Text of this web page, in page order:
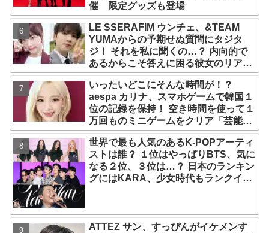
催 限定グッズも登場
LE SSERAFIM ウンチェ、&TEAM
YUMAからの予期せぬ質問にタジタ
ジ！ それを私に聞くの…？ 内向的で
あるからこそ答えに困る彼女のリアク
ションがかわいすぎる
いったいどこにそんな時間が！？
aespa カリナ、スマホゲームで韓国１
位の記録を保持！ 空き時間を使って１
万回ものミニゲームをクリア「芸能人
たちが時間がないと言っているのは全
部嘘」
世界で最も人気のあるK-POPアーティ
ストは誰？ １位はやっぱりBTS、気に
なる２位、３位は…？ 日本のランキン
グにはKARA、少女時代もランクイ
ATTEZ サン、すっぴんがイケメンす